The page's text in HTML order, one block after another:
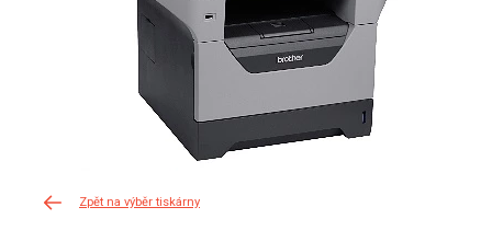
Zpět na výběr tiskárny